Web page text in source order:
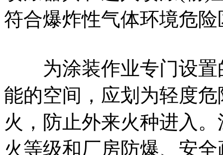
符合爆炸性气体环境危
为涂装作业专门设置
能的空间，应划为轻度
火，防止外来火种进入
火等级和厂房防爆、安